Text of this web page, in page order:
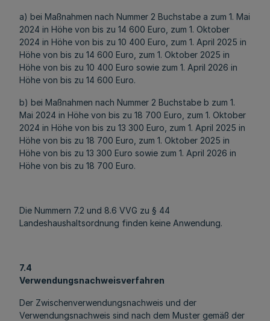
a) bei Maßnahmen nach Nummer 2 Buchstabe a zum 1. Mai
2024 in Höhe von bis zu 14 600 Euro, zum 1. Oktober
2024 in Höhe von bis zu 10 400 Euro, zum 1. April 2025 in
Höhe von bis zu 14 600 Euro, zum 1. Oktober 2025 in
Höhe von bis zu 10 400 Euro sowie zum 1. April 2026 in
Höhe von bis zu 14 600 Euro.
b) bei Maßnahmen nach Nummer 2 Buchstabe b zum 1.
Mai 2024 in Höhe von bis zu 18 700 Euro, zum 1. Oktober
2024 in Höhe von bis zu 13 300 Euro, zum 1. April 2025 in
Höhe von bis zu 18 700 Euro, zum 1. Oktober 2025 in
Höhe von bis zu 13 300 Euro sowie zum 1. April 2026 in
Höhe von bis zu 18 700 Euro.
Die Nummern 7.2 und 8.6 VVG zu § 44
Landeshaushaltsordnung finden keine Anwendung.
7.4
Verwendungsnachweisverfahren
Der Zwischenverwendungsnachweis und der
Verwendungsnachweis sind nach dem Muster gemäß der